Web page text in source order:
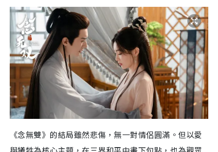
《念無雙》的結局雖然悲傷，無一對情侶圓滿。但以愛